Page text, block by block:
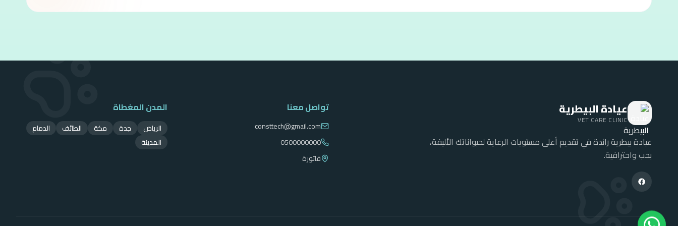
عيادة البيطرية
VET CARE CLINIC
عيادة بيطرية رائدة في تقديم أعلى مستويات الرعاية لحيواناتك الأليفة،
بحب واحترافية.
تواصل معنا
consttech@gmail.com
0500000000
فاتورة
المدن المغطاة
الرياض جدة مكة الطائف
الدمام
المدينة